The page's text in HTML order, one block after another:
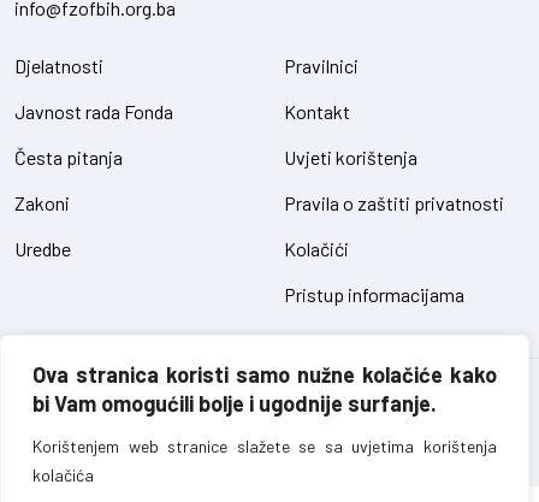
Ova stranica koristi samo nužne kolačiće kako
bi Vam omogućili bolje i ugodnije surfanje.
Korištenjem web stranice slažete se sa uvjetima korištenja
kolačića
info@fzofbih.org.ba
Djelatnosti
Javnost rada Fonda
Česta pitanja
Zakoni
Uredbe
Pravilnici
Kontakt
Uvjeti korištenja
Pravila o zaštiti privatnosti
Kolačići
Pristup informacijama
Fond za zaštitu okoliša FBiH – sva prava pridržana // design and
developmentSIK